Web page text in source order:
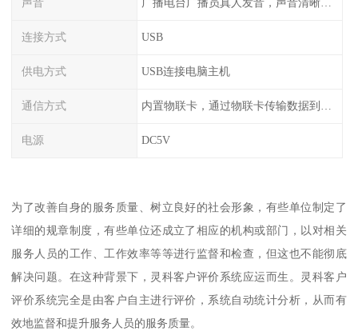
声音 广播电台广播员真人发音，声音清晰甜美
连接方式 USB
供电方式 USB连接电脑主机
通信方式
电源 DC5V
为了改善自身的服务质量、树立良好的社会形象，有些单位制定了
详细的规章制度，有些单位还成立了相应的机构或部门，以对相关
服务人员的工作、工作效率等等进行监督和检查，但这也不能彻底
解决问题。在这种背景下，灵科客户评价系统应运而生。灵科客户
评价系统完全是由客户自主进行评价，系统自动统计分析，从而有
效地监督和提升服务人员的服务质量。